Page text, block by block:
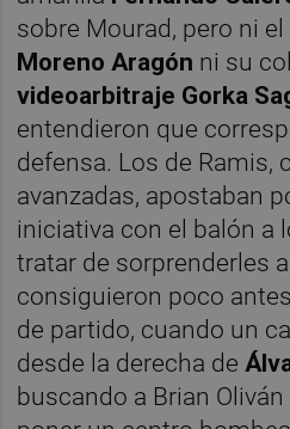
sobre Mourad, pero ni
Moreno Aragón ni su
videoarbitraje Gorka
entendieron que
defensa. Los de Ramis,
avanzadas, apostaban
iniciativa con el balón a
tratar de sorprenderles
consiguieron poco
de partido, cuando un
desde la derecha de
buscando a Brian